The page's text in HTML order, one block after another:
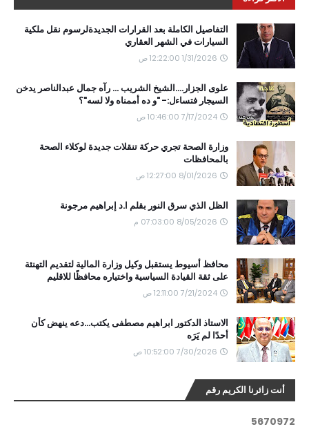
التفاصيل الكاملة بعد القرارات الجديدةلرسوم نقل ملكية
السيارات في الشهر العقاري
1/31/2026 12:22:00 ص
علوى الجزار....الشيخ الشريب ... رآه جمال عبدالناصر يدخن
السيجار فتساءل:- "و ده أممناه ولا لسه"؟
7/17/2024 10:46:00 ص
وزارة الصحة تجري حركة تنقلات جديدة لوكلاء الصحة
بالمحافظات
8/01/2026 12:27:00 ص
الظل الذي سرق النور بقلم ا.د إبراهيم مرجونة
8/05/2026 07:03:00 م
محافظ أسيوط يستقبل وكيل وزارة المالية لتقديم التهنئة
على ثقة القيادة السياسية واختياره محافظًا للاقليم
7/21/2024 12:11:00 ص
الاستاذ الدكتور ابراهيم مصطفى يكتب...دعه ينهض كأن
أحدًا لم يَرَه
7/30/2026 10:52:00 ص
أنت زائرنا الكريم رقم
5670972